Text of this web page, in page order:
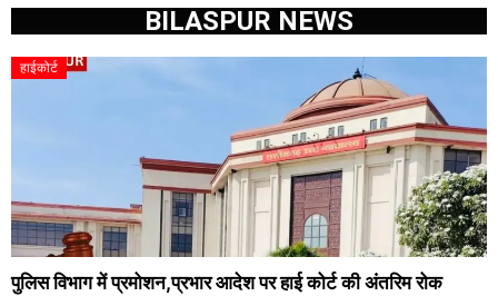
BILASPUR NEWS
हाईकोर्ट
पुलिस विभाग में प्रमोशन,प्रभार आदेश पर हाई कोर्ट की अंतरिम रोक